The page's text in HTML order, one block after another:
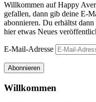
Willkommen auf Happy
gefallen, dann gib deine E-
abonnieren. Du erhältst
hier etwas Neues
E-Mail-Adresse
Abonnieren
Willkommen